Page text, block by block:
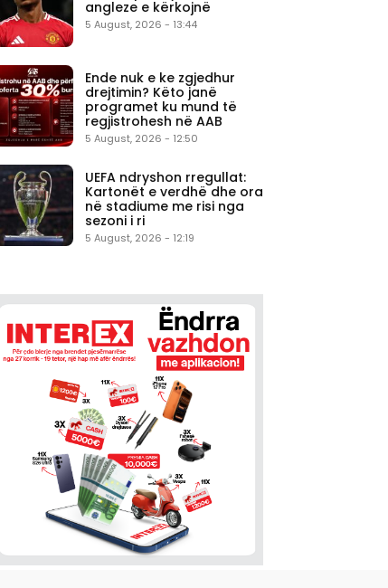
angleze e kërkojnë
5 August, 2026 - 13:44
Ende nuk e ke zgjedhur
drejtimin? Këto janë
programet ku mund të
regjistrohesh në AAB
5 August, 2026 - 12:50
UEFA ndryshon rregullat:
Kartonët e verdhë dhe ora
në stadiume me risi nga
sezoni i ri
5 August, 2026 - 12:19